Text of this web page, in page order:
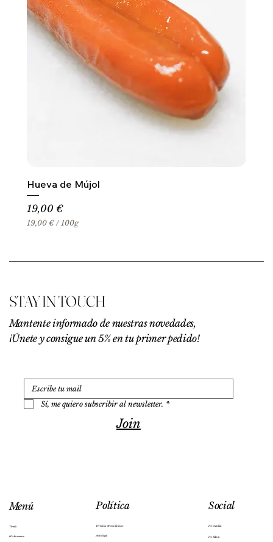
Hueva de Mújol
Precio
19,00 €
19,00 € /100g
0
p
r
1
0
a
m
o
s
STAY IN TOUCH
Mantente informado de nuestras novedades,
¡Únete y consigue un 5% en tu primer pedido!
Sí, me quiero subscribir al newsletter. *
Join
Menú
Tienda
Hecho a mano
Política
Aviso legal
Términos & Condiciones
Social
IG: Cuenllas
IG: Salesas